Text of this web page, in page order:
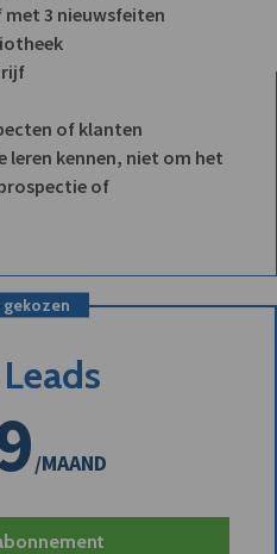
met 3 nieuwsfeiten
of klanten
leren kennen, niet om het
of
/MAAND